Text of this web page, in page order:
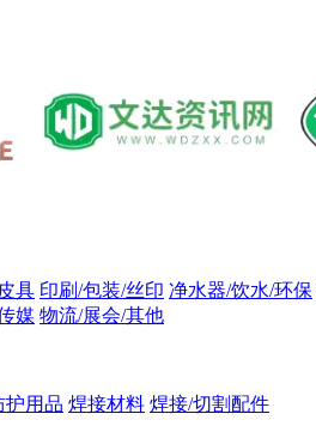
具 印刷/包装/丝印 净水器/饮水/环保
媒 物流/展会/其他
护用品 焊接材料 焊接/切割配件